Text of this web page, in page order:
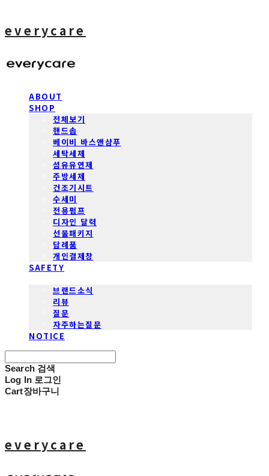
everycare
ABOUT
SHOP
전체보기
핸드솝
베이비 바스앤샴푸
세탁세제
섬유유연제
주방세제
건조기시트
수세미
전용펌프
디자인 달력
선물패키지
답례품
개인결제창
SAFETY
브랜드소식
리뷰
질문
자주하는질문
NOTICE
Search 검색
Log In 로그인
Cart장바구니
everycare